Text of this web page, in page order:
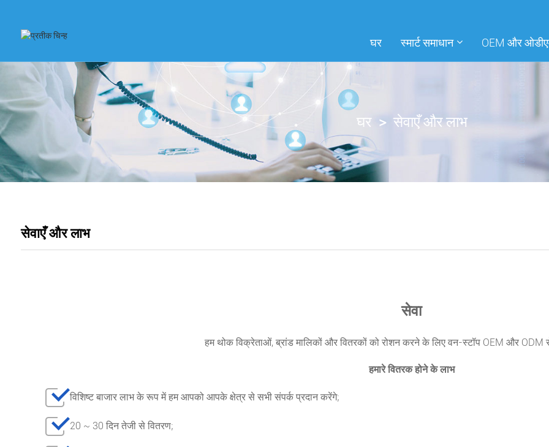
घर स्मार्ट समाधान OEM और
घर सेवाएँ और लाभ
सेवाएँ और लाभ
सेवा
हम थोक विक्रेताओं, ब्रांड मालिकों और वितरकों को रोशन करने के लिए वन-स्टॉप OEM और ODM
हमारे वितरक होने के लाभ
विशिष्ट बाजार लाभ के रूप में हम आपको आपके क्षेत्र से सभी संपर्क प्रदान करेंगे;
20 ~ 30 दिन तेजी से वितरण;